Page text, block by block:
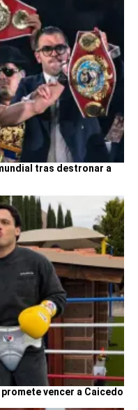
tras destronar a
vencer a Caicedo